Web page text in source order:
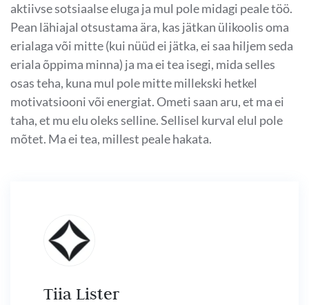
aktiivse sotsiaalse eluga ja mul pole midagi peale töö.
Pean lähiajal otsustama ära, kas jätkan ülikoolis oma
erialaga või mitte (kui nüüd ei jätka, ei saa hiljem seda
eriala õppima minna) ja ma ei tea isegi, mida selles
osas teha, kuna mul pole mitte millekski hetkel
motivatsiooni või energiat. Ometi saan aru, et ma ei
taha, et mu elu oleks selline. Sellisel kurval elul pole
mõtet. Ma ei tea, millest peale hakata.
Tiia Lister